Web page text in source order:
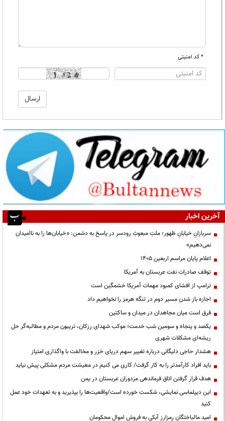
* کد امنیتی
آخرین اخبار
سربازانِ خیابانِ ظهور؛ ملتِ مبعوثِ رودسر در پاسخ به دشمن: «خیابان‌ها را به ناامیدان
نمی‌دهیم»
اعلام پایان مراسم اربعین ۱۴۰۵
توقف صادرات نفت عربستان به آمریکا
ترامپ از افشای کمبود مهمات آمریکا خشمگین است
اجازه باز شدن مسیر دوم در تنگه هرمز را نخواهیم داد
فرق است میان مجاهدان در میدان و ساکتین
یکصد و پنجاه و سومین شب خدمت؛ موکب شهدای رزکان، تریبون مردم و مطالبه‌گر حل
ریشه‌ای مشکلات شهری
هشدار حاجی دلیگانی درباره تغییر سهم دریای خزر و مخالفت با واگذاری امتیاز
باید افراد کارآمدتر را به کار گرفت/ کاری می کنیم در معیشت مردم مشکلی پیش نیاید
هدف قرار گرفتن اتاق‌ فرماندهی مزدوران عربستان در یمن
این دیپلماسی نمایشی، شکست خورده است/واقعیت‌ها را بپذیرید و به تعهدات خود عمل
کنید
امید مالباختگان رمزارز آبکی به فروش اموال محکومان